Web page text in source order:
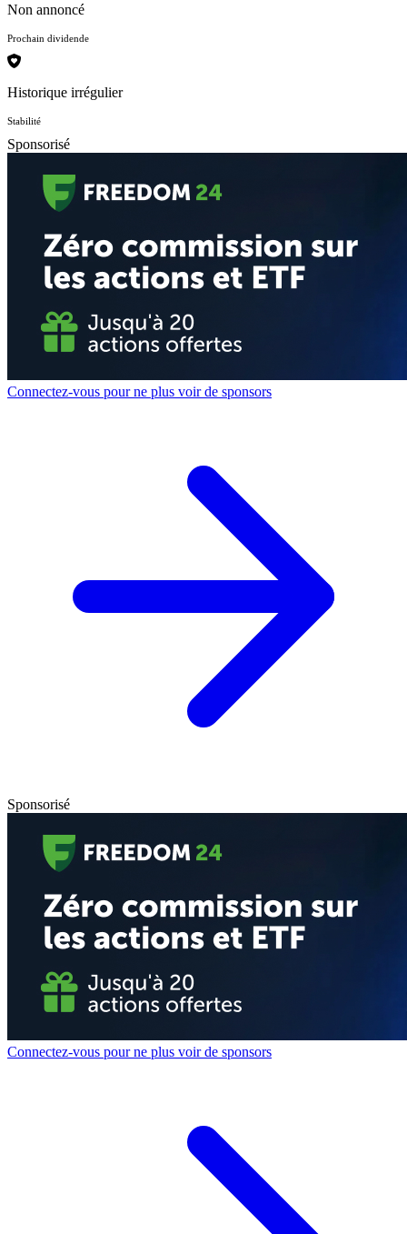
Non annoncé
Prochain dividende
Historique irrégulier
Stabilité
Sponsorisé
Connectez-vous pour ne plus voir de sponsors
Sponsorisé
Connectez-vous pour ne plus voir de sponsors